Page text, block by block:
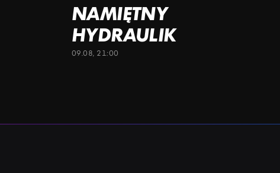
NAMIĘTNY
HYDRAULIK
09.08, 21:00